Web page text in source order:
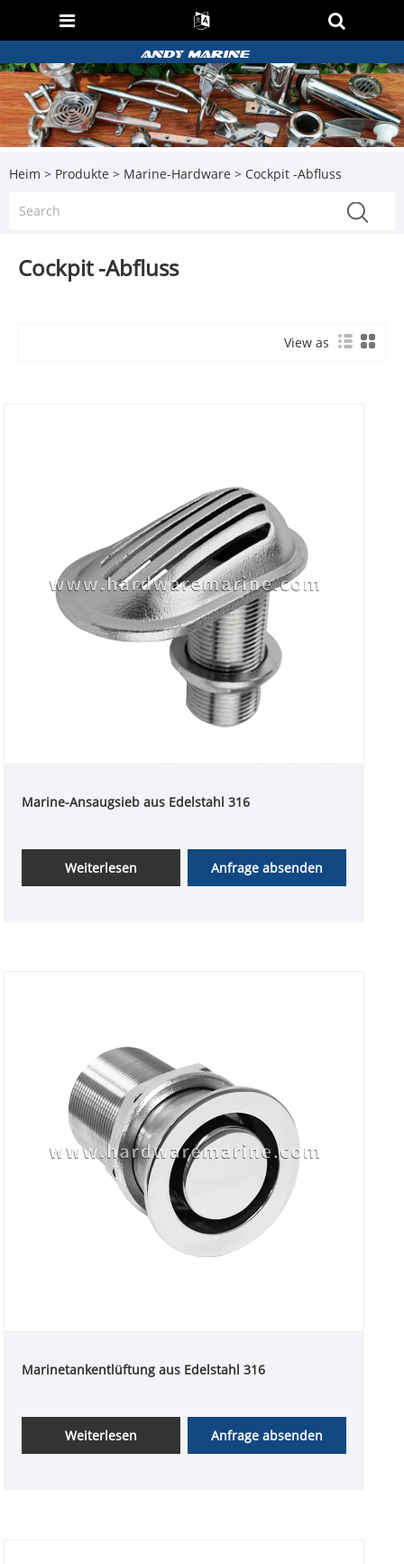
Heim > Produkte > Marine-Hardware > Cockpit -Abfluss
Cockpit -Abfluss
View as
Marine-Ansaugsieb aus Edelstahl 316
Weiterlesen Anfrage absenden
Marinetankentlüftung aus Edelstahl 316
Weiterlesen Anfrage absenden